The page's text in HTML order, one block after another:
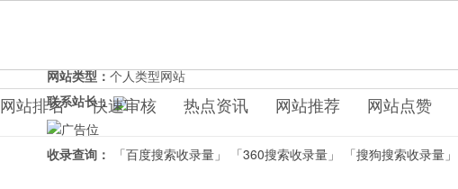
网站排名 快速审核 热点资讯 网站推荐 网站点赞
网站类型：个人类型网站
联系站长：
收录查询： 「百度搜索收录量」 「360搜索收录量」 「搜狗搜索收录量」